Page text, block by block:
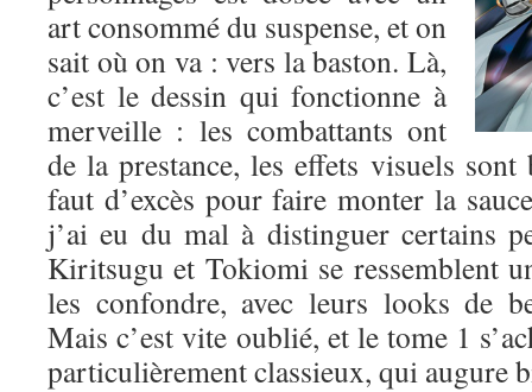
art consommé du suspense, et on
sait où on va : vers la baston. Là,
c’est le dessin qui fonctionne à
merveille : les combattants ont
de la prestance, les effets visuels sont
faut d’excès pour faire monter la
j’ai eu du mal à distinguer certains
Kiritsugu et Tokiomi se ressemblent
les confondre, avec leurs looks de
Mais c’est vite oublié, et le tome 1
particulièrement classieux, qui augure